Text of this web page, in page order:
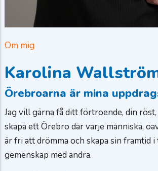
Om mig
Karolina
Örebroarna är mina
Jag vill gärna få ditt förtroende, din
skapa ett Örebro där varje människa,
är fri att drömma och skapa sin framtid
gemenskap med andra.